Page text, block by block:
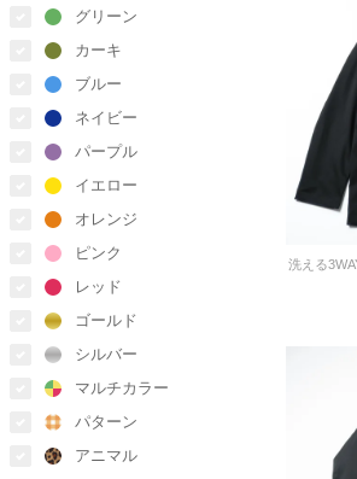
グリーン
カーキ
ブルー
ネイビー
パープル
イエロー
オレンジ
ピンク
レッド
ゴールド
シルバー
マルチカラー
パターン
アニマル